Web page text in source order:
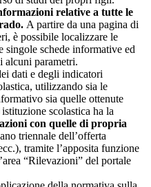
relative a tutte le
A partire da una pagina di
è possibile localizzare le
singole schede informative ed
alcuni parametri.
dati e degli indicatori
utilizzando sia le
sia quelle ottenute
scolastica ha la
con quelle di propria
triennale dell’offerta
tramite l’apposita funzione
“Rilevazioni” del portale